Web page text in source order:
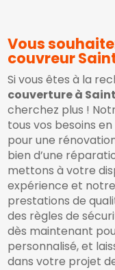
Vous
couvreur
Si vous êtes à la
couverture à
cherchez plus !
tous vos besoins
pour une
bien d’une
mettons à votre
expérience et
prestations de
des règles de
dès maintenant
personnalisé, et
dans votre projet